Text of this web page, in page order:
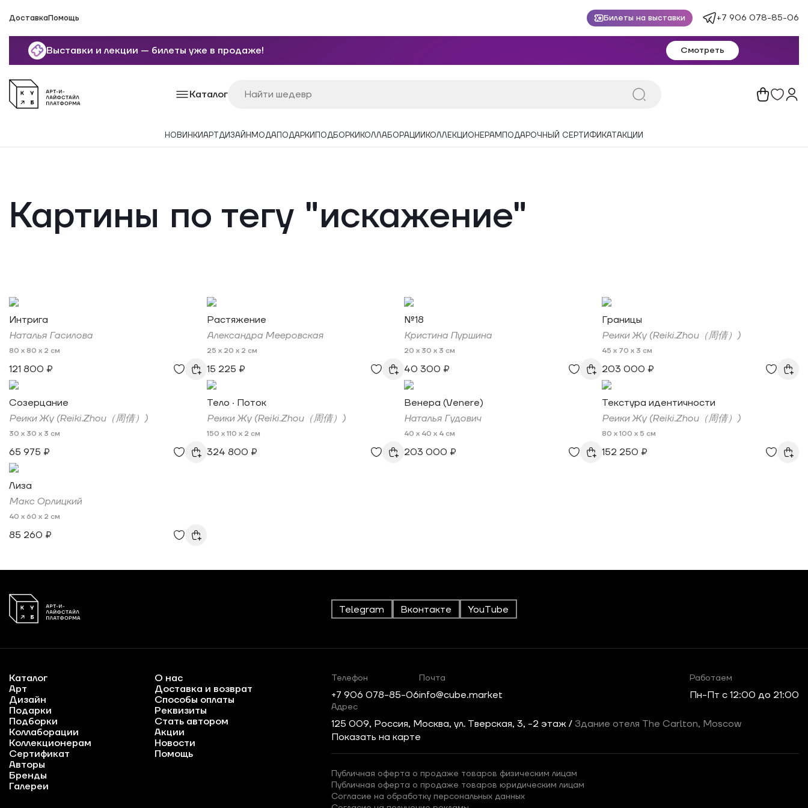
ДоставкаПомощь Билеты на выставки +7 906 078-85-06
Выставки и лекции — билеты уже в продаже! Смотреть
Каталог
НОВИНКИАРТДИЗАЙН МОДАПОДАРКИ ПОДБОРКИ КОЛЛАБОРАЦИИ КОЛЛЕКЦИОНЕРАМ ПОДАРОЧНЫЙ СЕРТИФИКАТАКЦИИ
Картины по тегу "искажение"
Интрига
Наталья Гасилова
80 x 80 x 2 см
121 800 ₽
Созерцание
Реики Жу (Reiki.Zhou（周倩）)
30 x 30 x 3 см
65 975 ₽
Лиза
Макс Орлицкий
40 x 60 x 2 см
85 260 ₽
Растяжение
Александра Мееровская
25 x 20 x 2 см
15 225 ₽
Тело · Поток
Реики Жу (Reiki.Zhou（周倩）)
150 x 110 x 2 см
324 800 ₽
№18
Кристина Пуршина
20 x 30 x 3 см
40 300 ₽
Венера (Venere)
Наталья Гудович
40 x 40 x 4 см
203 000 ₽
Границы
Реики Жу (Reiki.Zhou（周倩）)
45 x 70 x 3 см
203 000 ₽
Текстура идентичности
Реики Жу (Reiki.Zhou（周倩）)
80 x 100 x 5 см
152 250 ₽
Telegram Вконтакте YouTube
Каталог
Арт
Дизайн
Подарки
Подборки
Коллаборации
Коллекционерам
Сертификат
Авторы
Бренды
Галереи
О нас
Доставка и возврат
Способы оплаты
Реквизиты
Стать автором
Акции
Новости
Помощь
Телефон
+7 906 078-85-06
Почта
info@cube.market
Работаем
Пн-Пт c 12:00 до 21:00
Адрес
125 009, Россия, Москва, ул. Тверская, 3, -2 этаж / Здание отеля The Carlton, Moscow
Показать на карте
Публичная оферта о продаже товаров физическим лицам
Публичная оферта о продаже товаров юридическим лицам
Согласие на обработку персональных данных